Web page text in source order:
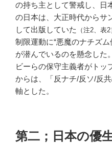
の持ち主として警戒し、日
の日本は、大正時代からサ
して出版していた
（注2、表2
制限運動に“悪魔のナチズ
が潜んでいるのを懸念した
ビーらの保守主義者がトッ
からは、「反ナチ/反ソ/反
軸とした。
第二；日本の優